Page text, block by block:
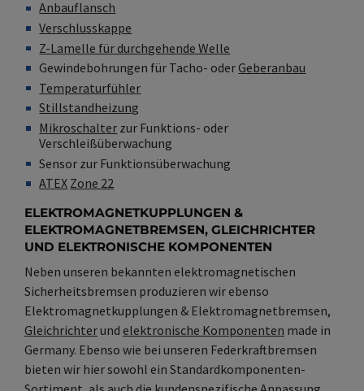
Anbauflansch
Verschlusskappe
Z-Lamelle für durchgehende Welle
Gewindebohrungen für Tacho- oderGeberanbau
Temperaturfühler
Stillstandheizung
Mikroschalter zur Funktions- oder
Verschleißüberwachung
Sensor zur Funktionsüberwachung
ATEX Zone 22
ELEKTROMAGNETKUPPLUNGEN &
ELEKTROMAGNETBREMSEN, GLEICHRICHTER
UND ELEKTRONISCHE KOMPONENTEN
Neben unseren bekannten elektromagnetischen
Sicherheitsbremsen produzieren wir ebenso
Elektromagnetkupplungen & Elektromagnetbremsen,
Gleichrichterund elektronische Komponenten made in
Germany. Ebenso wie bei unseren Federkraftbremsen
bieten wir hier sowohl ein Standardkomponenten-